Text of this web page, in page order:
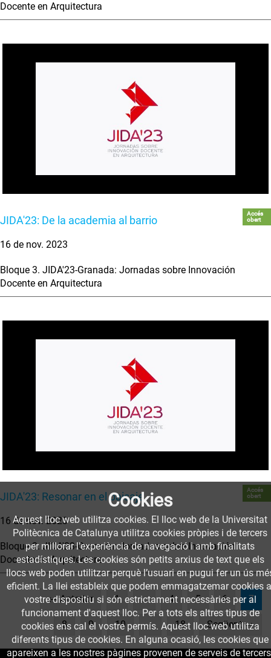
Docente en Arquitectura
JIDA'23: De la academia al barrio
Accés
obert
16 de nov. 2023
Bloque 3. JIDA'23-Granada: Jornadas sobre Innovación
Docente en Arquitectura
JIDA'23: Resonar en el paisaje
Accés
obert
16 de nov. 2023
Bloque 3. JIDA'23-Granada: Jornadas sobre Innovación
Docente en Arquitectura
← Anterior 1 … 4 5 6 7
8 9 10 … 18 Següent →
Cookies
Aquest lloc web utilitza cookies. El lloc web de la Universitat
Politècnica de Catalunya utilitza cookies pròpies i de tercers
per millorar l’experiència de navegació i amb finalitats
estadístiques. Les cookies són petits arxius de text que els
llocs web poden utilitzar perquè l’usuari en pugui fer un ús
eficient. La llei estableix que podem emmagatzemar cookies
vostre dispositiu si són estrictament necessàries per al
funcionament d'aquest lloc. Per a tots els altres tipus de
cookies ens cal el vostre permís. Aquest lloc web utilitza
diferents tipus de cookies. En alguna ocasió, les cookies que
apareixen a les nostres pàgines provenen de serveis de